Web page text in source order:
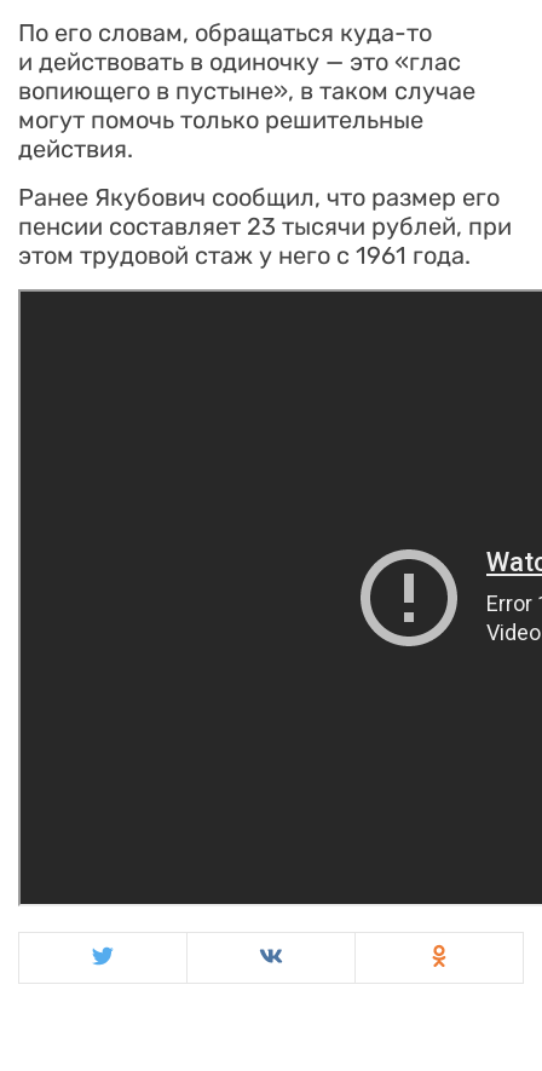
По его словам, обращаться куда-то
и действовать в одиночку — это «глас
вопиющего в пустыне», в таком случае
могут помочь только решительные
действия.
Ранее Якубович сообщил, что размер его
пенсии составляет 23 тысячи рублей, при
этом трудовой стаж у него с 1961 года.